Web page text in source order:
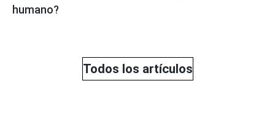
humano?
Todos los artículos